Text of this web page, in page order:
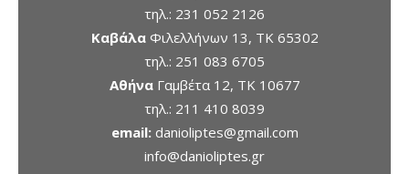
τηλ.: 231 052 2126
ΚαβάλαΦιλελλήνων 13, ΤΚ 65302
τηλ.: 251 083 6705
ΑθήναΓαμβέτα 12, ΤΚ 10677
τηλ.: 211 410 8039
email: danioliptes@gmail.com
info@danioliptes.gr